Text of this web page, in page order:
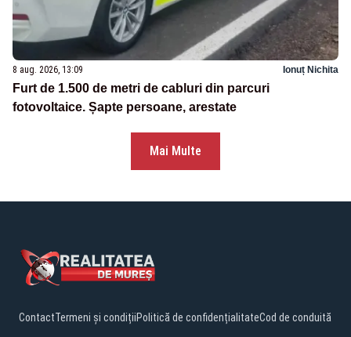
8 aug. 2026, 13:09 Ionuț Nichita
Furt de 1.500 de metri de cabluri din parcuri
fotovoltaice. Șapte persoane, arestate
Mai Multe
ContactTermeni și condițiiPolitică de confidențialitateCod de conduită